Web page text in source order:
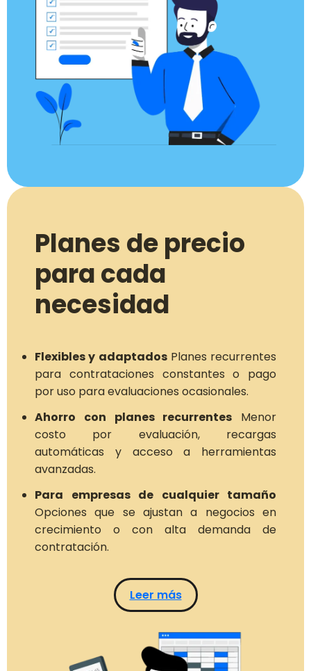
Planes de precio
para cada
necesidad
Flexibles y adaptadosPlanes recurrentes
para contrataciones constantes o pago
por uso para evaluaciones ocasionales.
Ahorro con planes recurrentes Menor
costo por evaluación, recargas
automáticas y acceso a herramientas
avanzadas.
Para empresas de cualquier tamaño
Opciones que se ajustan a negocios en
crecimiento o con alta demanda de
contratación.
Leer más